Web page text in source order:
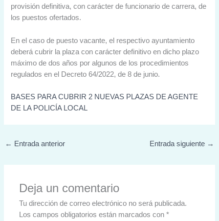
provisión definitiva, con carácter de funcionario de carrera, de
los puestos ofertados.
En el caso de puesto vacante, el respectivo ayuntamiento
deberá cubrir la plaza con carácter definitivo en dicho plazo
máximo de dos años por algunos de los procedimientos
regulados en el Decreto 64/2022, de 8 de junio.
BASES PARA CUBRIR 2 NUEVAS PLAZAS DE AGENTE
DE LA POLICÍA LOCAL
← Entrada anterior Entrada siguiente →
Deja un comentario
Tu dirección de correo electrónico no será publicada.
Los campos obligatorios están marcados con*